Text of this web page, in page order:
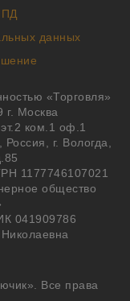
ПД
данных
«Торговля»
г. Москва
ком.1 оф.1
г. Вологда,
1177746107021
общество
041909786
Все права